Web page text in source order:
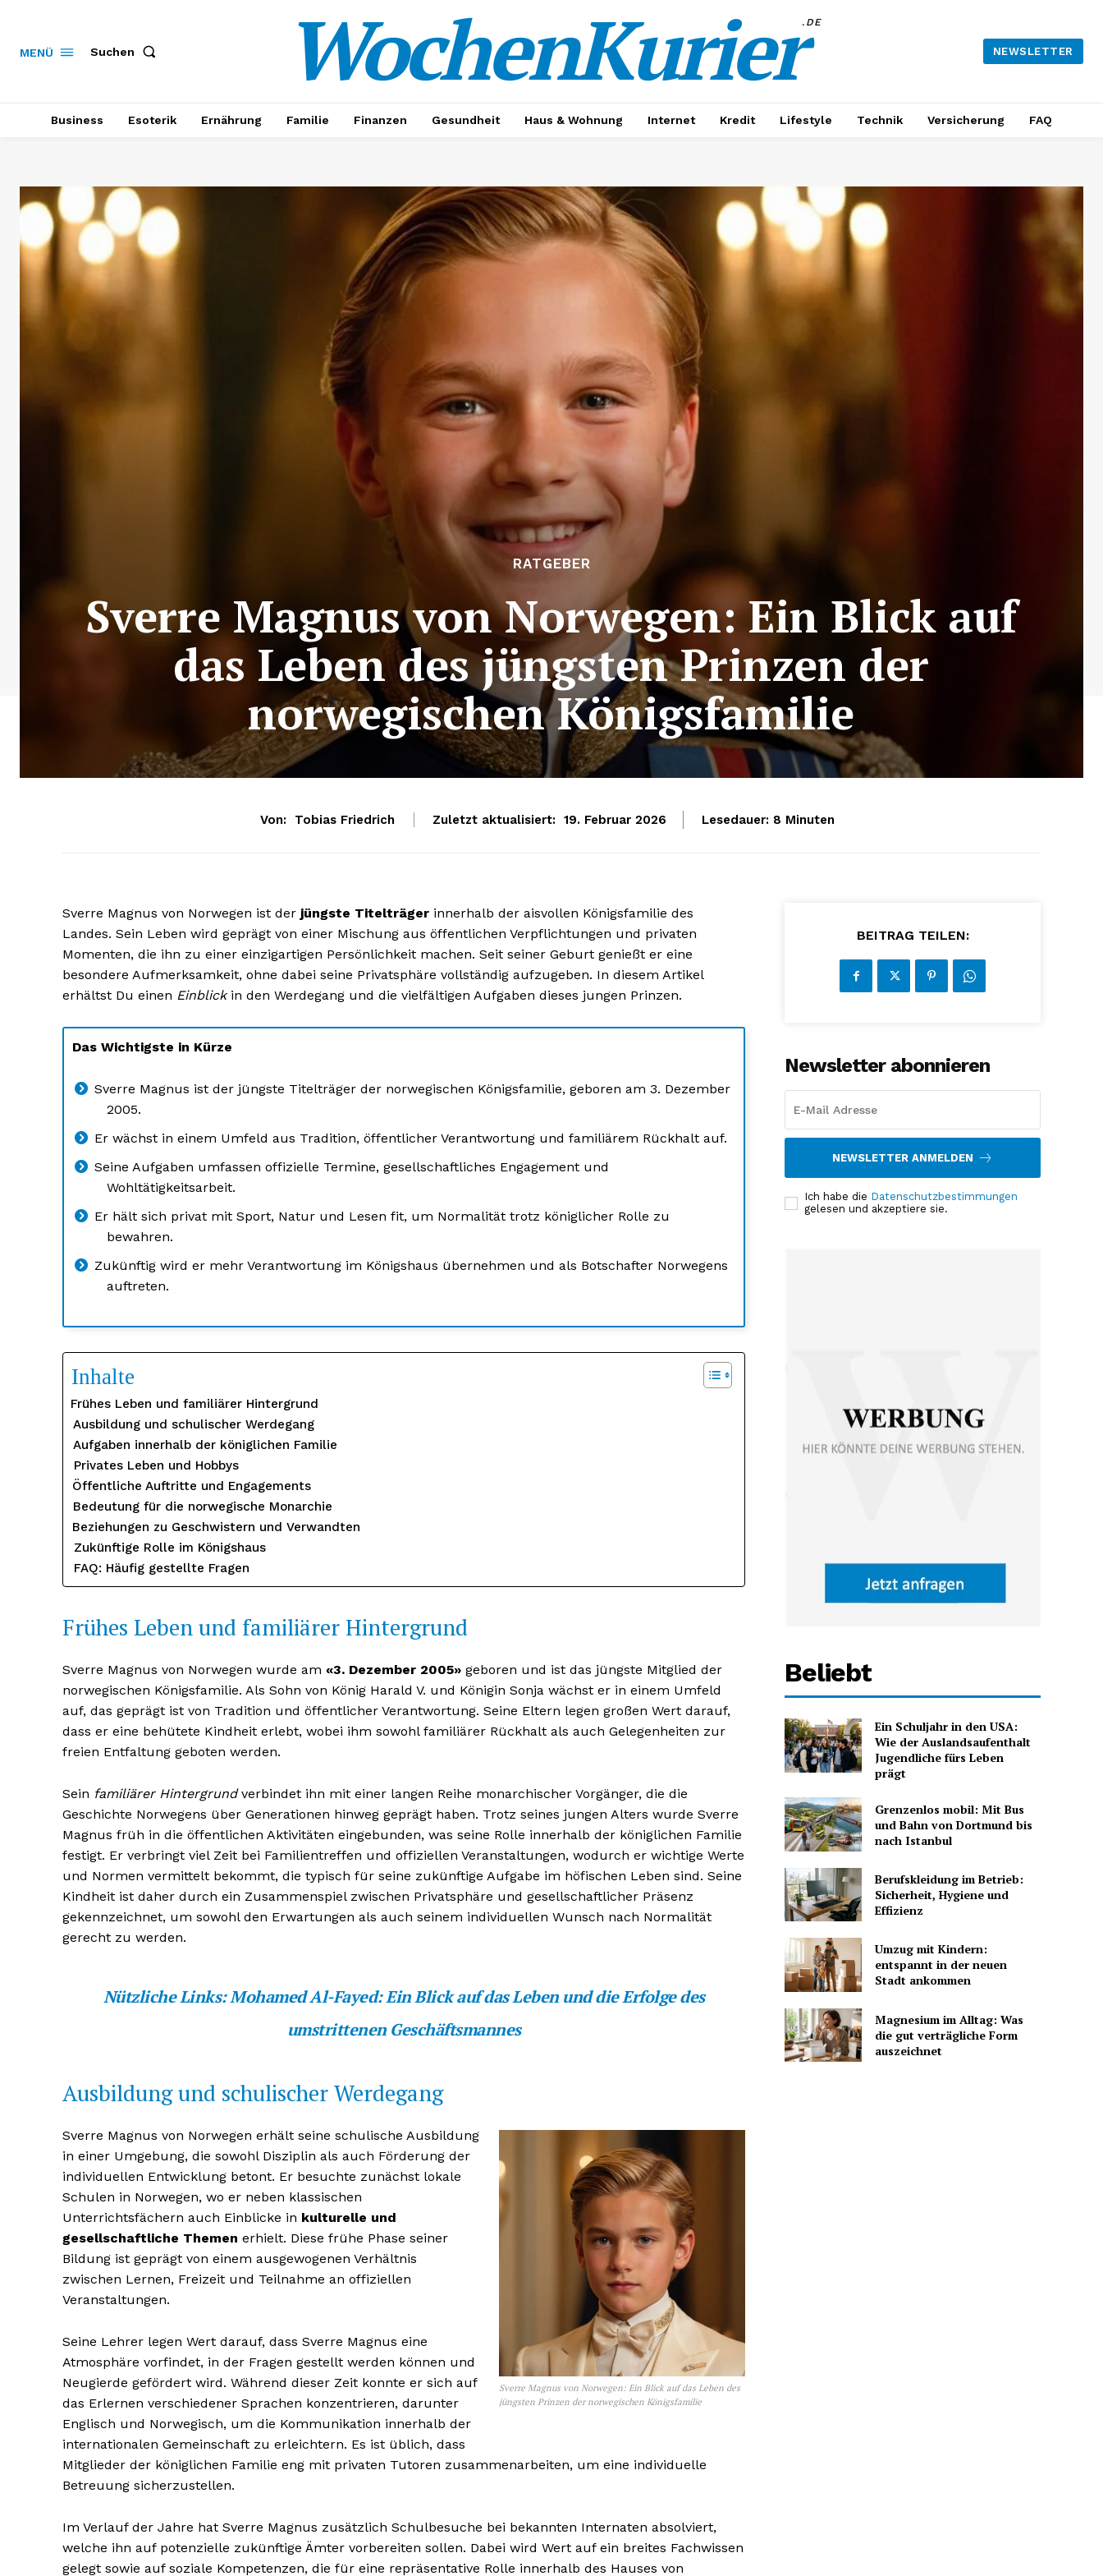
Erhalte unseren
kostenlosen
Inhalte
MENÜ Suchen WochenKurier.DE
NEWSLETTER
Business Esoterik Ernährung Familie Finanzen Gesundheit Haus & Wohnung Internet Kredit Lifestyle Technik Versicherung FAQ
RATGEBER
Sverre Magnus von Norwegen: Ein Blick auf
das Leben des jüngsten Prinzen der
norwegischen Königsfamilie
Von: Tobias Friedrich Zuletzt aktualisiert: 19. Februar 2026 Lesedauer: 8 Minuten
Sverre Magnus von Norwegen ist der jüngste Titelträger innerhalb der aisvollen Königsfamilie des
Landes. Sein Leben wird geprägt von einer Mischung aus öffentlichen Verpflichtungen und privaten
Momenten, die ihn zu einer einzigartigen Persönlichkeit machen. Seit seiner Geburt genießt er eine
besondere Aufmerksamkeit, ohne dabei seine Privatsphäre vollständig aufzugeben. In diesem Artikel
erhältst Du einen Einblickin den Werdegang und die vielfältigen Aufgaben dieses jungen Prinzen.
Das Wichtigste in Kürze
Sverre Magnus ist der jüngste Titelträger der norwegischen Königsfamilie, geboren am 3. Dezember
2005.
Er wächst in einem Umfeld aus Tradition, öffentlicher Verantwortung und familiärem Rückhalt auf.
Seine Aufgaben umfassen offizielle Termine, gesellschaftliches Engagement und
Wohltätigkeitsarbeit.
Er hält sich privat mit Sport, Natur und Lesen fit, um Normalität trotz königlicher Rolle zu
bewahren.
Zukünftig wird er mehr Verantwortung im Königshaus übernehmen und als Botschafter Norwegens
auftreten.
Inhalte
Frühes Leben und familiärer Hintergrund
Ausbildung und schulischer Werdegang
Aufgaben innerhalb der königlichen Familie
Privates Leben und Hobbys
Öffentliche Auftritte und Engagements
Bedeutung für die norwegische Monarchie
Beziehungen zu Geschwistern und Verwandten
Zukünftige Rolle im Königshaus
FAQ: Häufig gestellte Fragen
Frühes Leben und familiärer Hintergrund
Sverre Magnus von Norwegen wurde am «3. Dezember 2005» geboren und ist das jüngste Mitglied der
norwegischen Königsfamilie. Als Sohn von König Harald V. und Königin Sonja wächst er in einem Umfeld
auf, das geprägt ist von Tradition und öffentlicher Verantwortung. Seine Eltern legen großen Wert darauf,
dass er eine behütete Kindheit erlebt, wobei ihm sowohl familiärer Rückhalt als auch Gelegenheiten zur
freien Entfaltung geboten werden.
Sein familiärer Hintergrundverbindet ihn mit einer langen Reihe monarchischer Vorgänger, die die
Geschichte Norwegens über Generationen hinweg geprägt haben. Trotz seines jungen Alters wurde Sverre
Magnus früh in die öffentlichen Aktivitäten eingebunden, was seine Rolle innerhalb der königlichen Familie
festigt. Er verbringt viel Zeit bei Familientreffen und offiziellen Veranstaltungen, wodurch er wichtige Werte
und Normen vermittelt bekommt, die typisch für seine zukünftige Aufgabe im höfischen Leben sind. Seine
Kindheit ist daher durch ein Zusammenspiel zwischen Privatsphäre und gesellschaftlicher Präsenz
gekennzeichnet, um sowohl den Erwartungen als auch seinem individuellen Wunsch nach Normalität
gerecht zu werden.
Nützliche Links:Mohamed Al-Fayed: Ein Blick auf das Leben und die Erfolge des
umstrittenen Geschäftsmannes
Ausbildung und schulischer Werdegang
Sverre Magnus von Norwegen: Ein Blick auf das Leben des
jüngsten Prinzen der norwegischen Königsfamilie
Sverre Magnus von Norwegen erhält seine schulische Ausbildung
in einer Umgebung, die sowohl Disziplin als auch Förderung der
individuellen Entwicklung betont. Er besuchte zunächst lokale
Schulen in Norwegen, wo er neben klassischen
Unterrichtsfächern auch Einblicke in kulturelle und
gesellschaftliche Themen erhielt. Diese frühe Phase seiner
Bildung ist geprägt von einem ausgewogenen Verhältnis
zwischen Lernen, Freizeit und Teilnahme an offiziellen
Veranstaltungen.
Seine Lehrer legen Wert darauf, dass Sverre Magnus eine
Atmosphäre vorfindet, in der Fragen gestellt werden können und
Neugierde gefördert wird. Während dieser Zeit konnte er sich auf
das Erlernen verschiedener Sprachen konzentrieren, darunter
Englisch und Norwegisch, um die Kommunikation innerhalb der
internationalen Gemeinschaft zu erleichtern. Es ist üblich, dass
Mitglieder der königlichen Familie eng mit privaten Tutoren zusammenarbeiten, um eine individuelle
Betreuung sicherzustellen.
Im Verlauf der Jahre hat Sverre Magnus zusätzlich Schulbesuche bei bekannten Internaten absolviert,
welche ihn auf potenzielle zukünftige Ämter vorbereiten sollen. Dabei wird Wert auf ein breites Fachwissen
gelegt sowie auf soziale Kompetenzen, die für eine repräsentative Rolle innerhalb des Hauses von
BEITRAG TEILEN:
Newsletter abonnieren
NEWSLETTER ANMELDEN
Ich habe die Datenschutzbestimmungen
gelesen und akzeptiere sie.
Beliebt
Ein Schuljahr in den USA:
Wie der Auslandsaufenthalt
Jugendliche fürs Leben
prägt
Grenzenlos mobil: Mit Bus
und Bahn von Dortmund bis
nach Istanbul
Berufskleidung im Betrieb:
Sicherheit, Hygiene und
Effizienz
Umzug mit Kindern:
entspannt in der neuen
Stadt ankommen
Magnesium im Alltag: Was
die gut verträgliche Form
auszeichnet